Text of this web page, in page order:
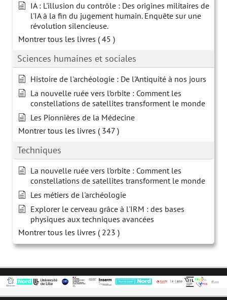
IA : L'illusion du contrôle : Des origines militaires de
l'IA à la fin du jugement humain. Enquête sur une
révolution silencieuse.
Montrer tous les livres ( 45 )
Sciences humaines et sociales
Histoire de l'archéologie : De l'Antiquité à nos jours
La nouvelle ruée vers l’orbite : Comment les
constellations de satellites transforment le monde
Les Pionnières de la Médecine
Montrer tous les livres ( 347 )
Techniques
La nouvelle ruée vers l’orbite : Comment les
constellations de satellites transforment le monde
Les métiers de l'archéologie
Explorer le cerveau grâce à l'IRM : des bases
physiques aux techniques avancées
Montrer tous les livres ( 223 )